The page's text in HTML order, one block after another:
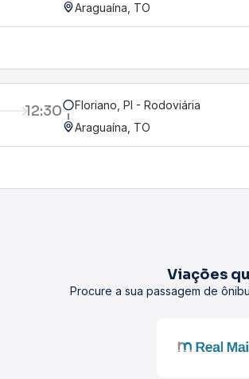
Araguaína, TO
12:30
Floriano, PI - Rodoviária
Araguaína, TO
Viações
Procure a sua passagem de